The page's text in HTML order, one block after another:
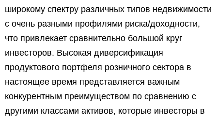
широкому спектру различных типов недвижимости
с очень разными профилями риска/доходности,
что привлекает сравнительно большой круг
инвесторов. Высокая диверсификация
продуктового портфеля розничного сектора в
настоящее время представляется важным
конкурентным преимуществом по сравнению с
другими классами активов, которые инвесторы в